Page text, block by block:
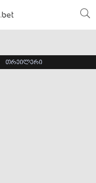
თრეილერი